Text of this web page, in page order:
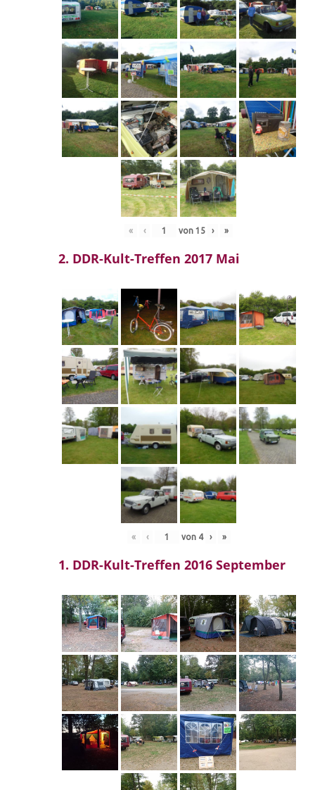
« ‹ von 15 › »
2. DDR-Kult-Treffen 2017 Mai
« ‹ von 4 › »
1. DDR-Kult-Treffen 2016 September